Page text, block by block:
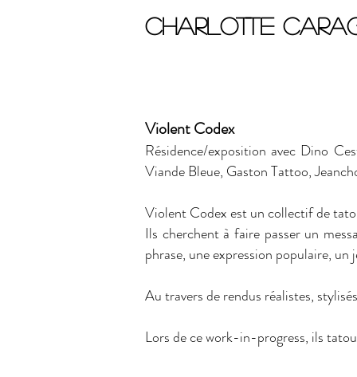
Charlotte
Violent Codex
Résidence/exposition avec Dino
Viande Bleue, Gaston Tattoo,
Violent Codex est un collectif de
Ils cherchent à faire passer un
phrase, une expression populaire, un
Au travers de rendus réalistes,
Lors de ce work-in-progress, ils